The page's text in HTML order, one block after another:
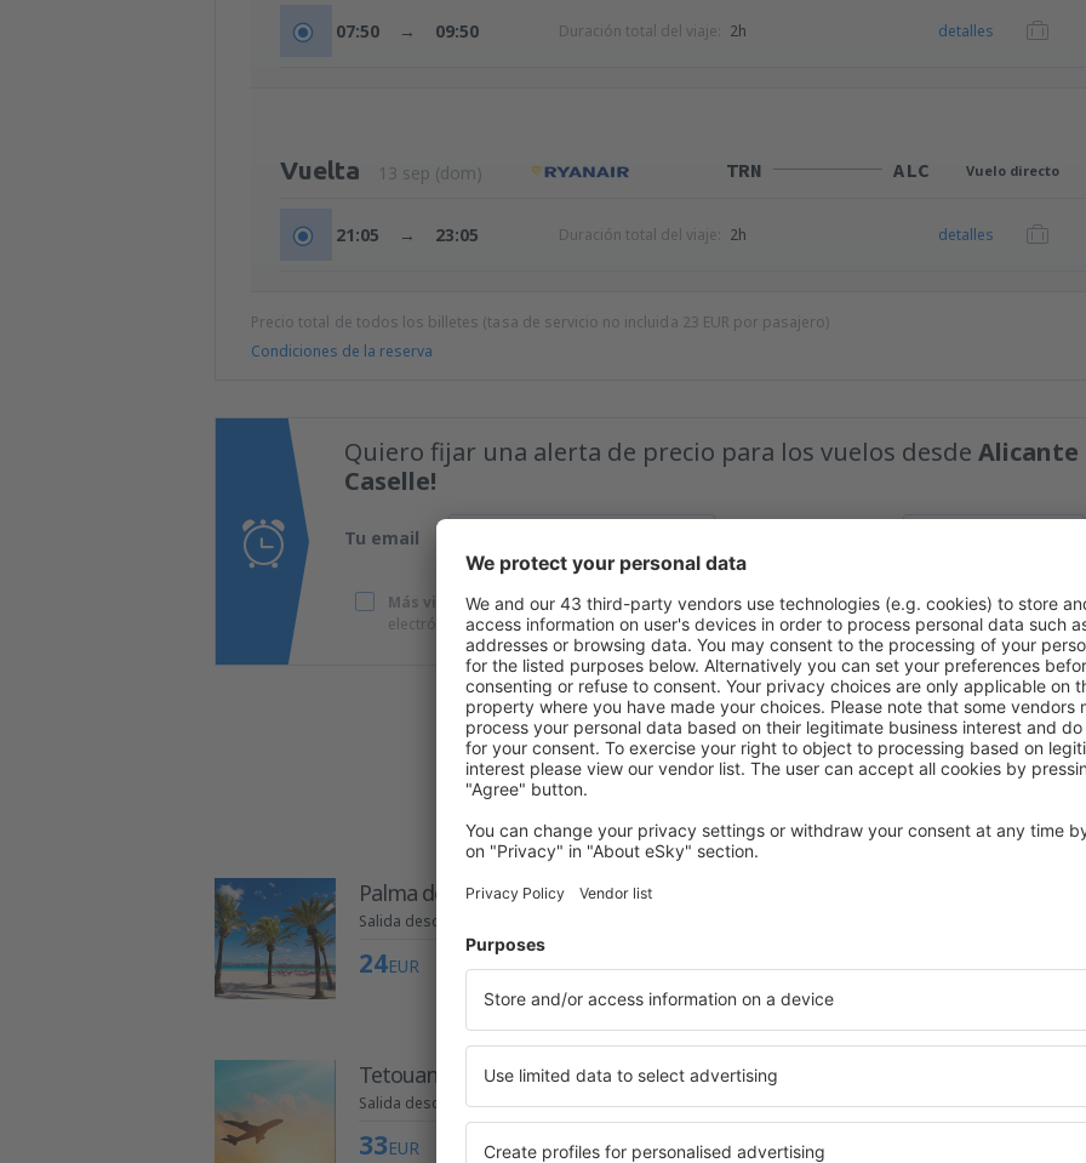
07:50 → 09:50 Duración total del viaje: 2h detalles
Vuelta 13 sep (dom) TRN ALC Vuelo directo
21:05 → 23:05 Duración total del viaje: 2h detalles
Precio total de todos los billetes (tasa de servicio no incluida 23 EUR por pasajero)
Condiciones de la reserva
Quiero fijar una alerta de precio para los vuelos desde
Caselle!
Tu email
Más viajes a precios fantásticos en nuestra newsletter.Acepto recibir información comercial
electrónico que he proporcionado.
Encontramos más ofertas
Palma de Mallorca
Salida desde Alicante
24EUR
Tetouan
Salida desde Alicante
33EUR
34EUR
Fez
Salida desde Alicante
34EUR